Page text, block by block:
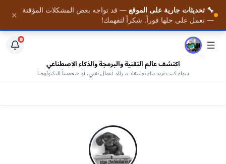
📚 احصل على أحدث المقالات فور نشرها — مع وصول كامل
لمكتبتنا من الكتب المجانية —افتح المكتبة
9
اكتشف عالم التقنية والبرمجة والذكاء الاصطناعي
سواء كنت تريد بناء تطبيقات، رائد أعمال تقني، أو متحمساً للتكنولوجيا
الرئيسية
🔧 تحديثات جارية على الموقع — قد تواجه بعض المشكلات المؤقتة
— نعمل على حلها فوراً. شكراً لتفهمك!
✕